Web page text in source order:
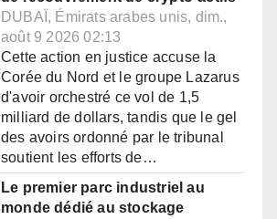
DUBAÏ, Émirats arabes unis, dim.,
août 9 2026 02:13
Cette action en justice accuse la
Corée du Nord et le groupe Lazarus
d'avoir orchestré ce vol de 1,5
milliard de dollars, tandis que le gel
des avoirs ordonné par le tribunal
soutient les efforts de…
Le premier parc industriel au
monde dédié au stockage